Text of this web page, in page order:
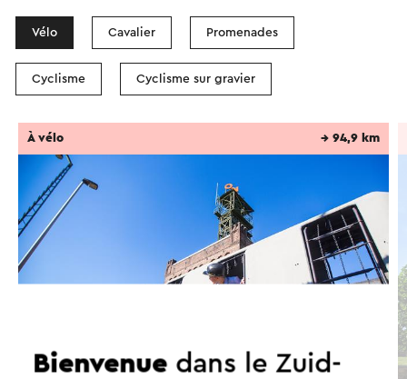
Vélo Cavalier Promenades
Cyclisme Cyclisme sur gravier
À vélo → 94,9 km
Bienvenuedans le Zuid-